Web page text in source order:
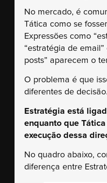
No mercado, é
Tática como se
Expressões como
“estratégia de
posts” aparecem o
O problema é que
diferentes de decisão.
Estratégia está
enquanto que
execução dessa
No quadro abaixo,
diferença entre